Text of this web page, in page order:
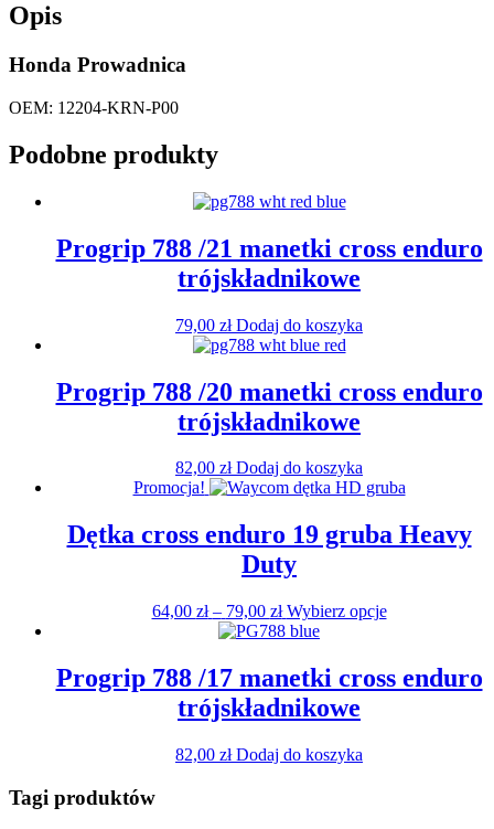
Opis
Honda Prowadnica
OEM: 12204-KRN-P00
Podobne produkty
Progrip 788 /21 manetki cross enduro
trójskładnikowe
79,00 zł Dodaj do koszyka
Progrip 788 /20 manetki cross enduro
trójskładnikowe
82,00 zł Dodaj do koszyka
Promocja!
Dętka cross enduro 19 gruba Heavy
Duty
64,00 zł – 79,00 złZakres
cen:
64,00 zł
do
79,00 zł
Wybierz opcjeTen
wariantów.
Progrip 788 /17 manetki cross enduro
trójskładnikowe
82,00 zł Dodaj do koszyka
Tagi produktów